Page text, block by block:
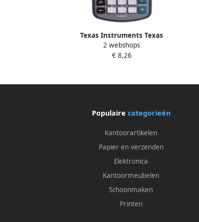
Texas Instruments Texas
wetenschappelijke rekenmachine TI-
30XA
2 webshops
€ 8,26
Populaire categorieën
Kantoorartikelen
Papier en verzenden
Elektronica
Kantoormeubelen
Schoonmaken
Printen